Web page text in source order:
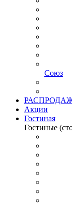
Союз
Акции
Гостиная
Гостиные